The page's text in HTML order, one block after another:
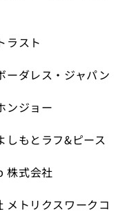
スト
ダレス・ジャパン
ジョー
もとラフ&ピース
式会社
トリクスワークコ